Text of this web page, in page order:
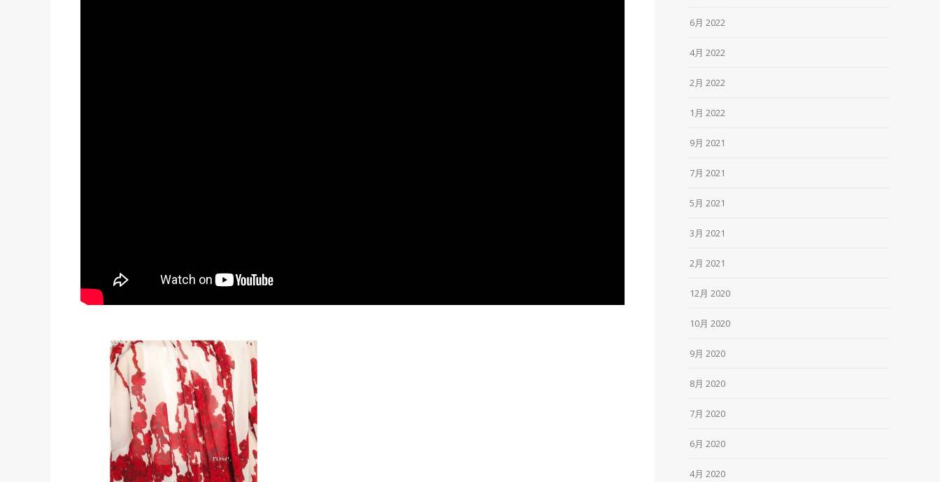
6月 2022
4月 2022
2月 2022
1月 2022
9月 2021
7月 2021
5月 2021
3月 2021
2月 2021
12月 2020
10月 2020
9月 2020
8月 2020
7月 2020
6月 2020
4月 2020